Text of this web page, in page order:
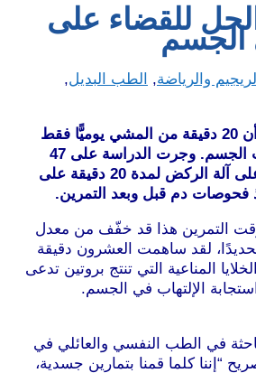
للقضاء على
الجسم
الريجيم والرياضة, الطب البديل,
أظهرت دراسة جديدة أن 20 دقيقة من المشي يوميًّا فقط
يمكنها أن تخفف إلتهاب الجسم. وجرت الدراسة على 47
شخصًا قاموا بالمشي على آلة الركض لمدة 20 دقيقة على
فحوصات دم قبل وبعد التمرين.
التمرين هذا قد خفّف من معدل
لقد ساهمت العشرون دقيقة
الخلايا المناعية التي تنتج بروتين تدعى
في الطب النفسي والعائلي في
“إننا كلما قمنا بتمارين جسدية،